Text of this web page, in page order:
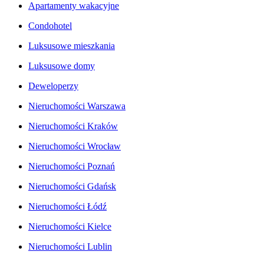
Apartamenty wakacyjne
Condohotel
Luksusowe mieszkania
Luksusowe domy
Deweloperzy
Nieruchomości Warszawa
Nieruchomości Kraków
Nieruchomości Wrocław
Nieruchomości Poznań
Nieruchomości Gdańsk
Nieruchomości Łódź
Nieruchomości Kielce
Nieruchomości Lublin